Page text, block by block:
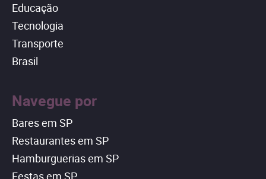
Educação
Tecnologia
Transporte
Brasil
Navegue por
Bares em SP
Restaurantes em SP
Hamburguerias em SP
Festas em SP